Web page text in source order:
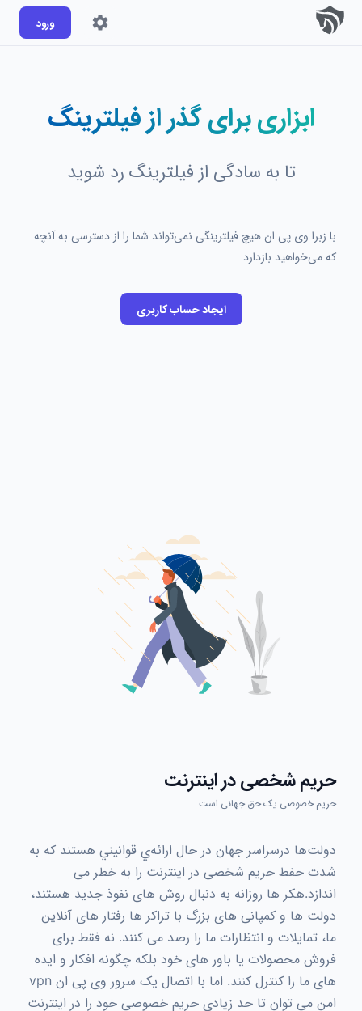
ورود
ابزاری برای گذر از فیلترینگ
تا به سادگی از فیلترینگ رد شوید
با زبرا وی پی ان هیچ فیلترینگی نمی‌تواند شما را از دسترسی به آنچه
که می‌خواهید بازدارد
ایجاد حساب کاربری
حریم شخصی در اینترنت
حریم خصوصی یک حق جهانی است
دولت‌ها درسراسر جهان در حال ارائه‌ي قوانيني هستند كه به
شدت حفط حریم شخصی در اینترنت را به خطر می
اندازد.هکر ها روزانه به دنبال روش های نفوذ جدید هستند،
دولت ها و کمپانی های بزرگ با تراکر ها رفتار های آنلاین
ما، تمایلات و انتظارات ما را رصد می کنند. نه فقط برای
فروش محصولات یا باور های خود بلکه چگونه افکار و ایده
های ما را کنترل کنند. اما با اتصال یک سرور وی پی ان vpn
امن می توان تا حد زیادی حریم خصوصی خود را در اینترنت